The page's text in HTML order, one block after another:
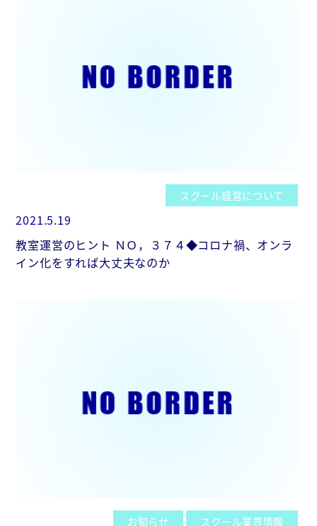
スクール経営について
2021.5.19
教室運営のヒント ＮＯ，３７４◆コロナ禍、オンラ
イン化をすれば大丈夫なのか
お知らせ スクール業界情報